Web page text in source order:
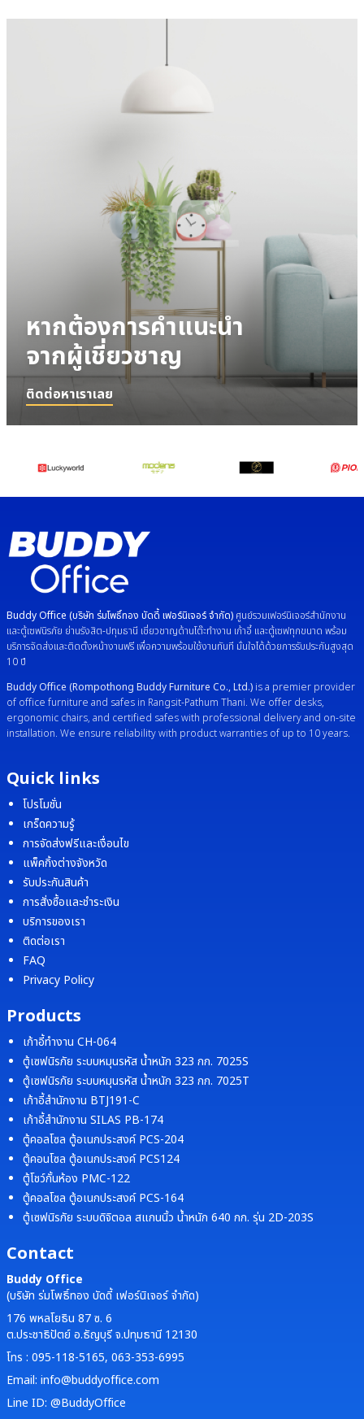
หากต้องการคำแนะนำ
จากผู้เชี่ยวชาญ
ติดต่อหาเราเลย
Buddy Office (บริษัท ร่มโพธิ์ทอง บัดดี้ เฟอร์นิเจอร์ จำกัด) ศูนย์รวมเฟอร์นิเจอร์สำนักงาน
และตู้เซฟนิรภัย ย่านรังสิต-ปทุมธานี เชี่ยวชาญด้านโต๊ะทำงาน เก้าอี้ และตู้เซฟทุกขนาด พร้อม
บริการจัดส่งและติดตั้งหน้างานฟรี เพื่อความพร้อมใช้งานทันที มั่นใจได้ด้วยการรับประกันสูงสุด
10 ปี
Buddy Office (Rompothong Buddy Furniture Co., Ltd.) is a premier provider
of office furniture and safes in Rangsit-Pathum Thani. We offer desks,
ergonomic chairs, and certified safes with professional delivery and on-site
installation. We ensure reliability with product warranties of up to 10 years.
Quick links
โปรโมชั่น
เกร็ดความรู้
การจัดส่งฟรีและเงื่อนไข
แพ็คกิ้งต่างจังหวัด
รับประกันสินค้า
การสั่งซื้อและชำระเงิน
บริการของเรา
ติดต่อเรา
FAQ
Privacy Policy
Products
เก้าอี้ทำงาน CH-064
ตู้เซฟนิรภัย ระบบหมุนรหัส น้ำหนัก 323 กก. 7025S
ตู้เซฟนิรภัย ระบบหมุนรหัส น้ำหนัก 323 กก. 7025T
เก้าอี้สำนักงาน BTJ191-C
เก้าอี้สำนักงาน SILAS PB-174
ตู้คอลโซล ตู้อเนกประสงค์ PCS-204
ตู้คอนโซล ตู้อเนกประสงค์ PCS124
ตู้โชว์กั้นห้อง PMC-122
ตู้คอลโซล ตู้อเนกประสงค์ PCS-164
ตู้เซฟนิรภัย ระบบดิจิตอล สแกนนิ้ว น้ำหนัก 640 กก. รุ่น 2D-203S
Contact
Buddy Office
(บริษัท ร่มโพธิ์ทอง บัดดี้ เฟอร์นิเจอร์ จำกัด)
176 พหลโยธิน 87 ซ. 6
ต.ประชาธิปัตย์ อ.ธัญบุรี จ.ปทุมธานี 12130
โทร : 095-118-5165, 063-353-6995
Email: info@buddyoffice.com
Line ID: @BuddyOffice